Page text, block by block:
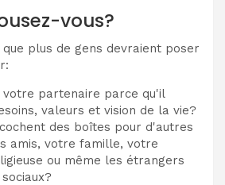
vous?
plus de gens devraient poser
votre partenaire parce qu'il
valeurs et vision de la vie?
des boîtes pour d'autres
amis, votre famille, votre
ou même les étrangers